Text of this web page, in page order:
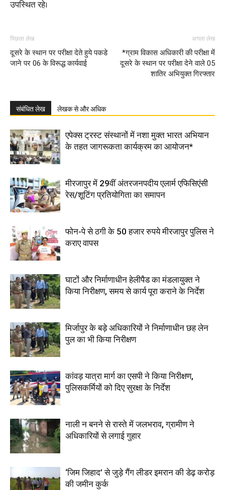
उपस्थित रहे।
पिछला लेख
दूसरे के स्थान पर परीक्षा देते हुये पकडे
जाने पर 06 के विरूद्ध कार्यवाई
अगला लेख
*ग्राम विकास अधिकारी की परीक्षा में
दूसरे के स्थान पर परीक्षा देने वाले 05
शातिर अभियुक्त गिरफ्तार
संबंधित लेख लेखक से और अधिक
एपेक्स ट्रस्ट संस्थानों में नशा मुक्त भारत अभियान
के तहत जागरूकता कार्यक्रम का आयोजन*
मीरजापुर में 29वीं अंतरजनपदीय एलार्म एफिसिएंसी
रेस/शूटिंग प्रतियोगिता का समापन
फोन-पे से ठगी के 50 हजार रुपये मीरजापुर पुलिस ने
कराए वापस
घाटों और निर्माणाधीन हेलीपैड का मंडलायुक्त ने
किया निरीक्षण, समय से कार्य पूरा कराने के निर्देश
मिर्जापुर के बड़े अधिकारियों ने निर्माणाधीन छह लेन
पुल का भी किया निरीक्षण
कांवड़ यात्रा मार्ग का एसपी ने किया निरीक्षण,
पुलिसकर्मियों को दिए सुरक्षा के निर्देश
नाली न बनने से रास्ते में जलभराव, ग्रामीण ने
अधिकारियों से लगाई गुहार
‘जिम जिहाद’ से जुड़े गैंग लीडर इमरान की डेढ़ करोड़
की जमीन कुर्क